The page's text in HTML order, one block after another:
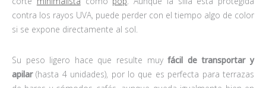
contra los rayos UVA, puede perder con el tiempo algo de color
si se expone directamente al sol.
Su peso ligero hace que resulte muyfácil de transportar y
apilar(hasta 4 unidades), por lo que es perfecta para terrazas